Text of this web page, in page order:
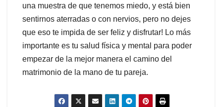
una muestra de que tenemos miedo, y está bien
sentirnos aterradas o con nervios, pero no dejes
que eso te impida de ser feliz y disfrutar! Lo más
importante es tu salud física y mental para poder
empezar de la mejor manera el camino del
matrimonio de la mano de tu pareja.